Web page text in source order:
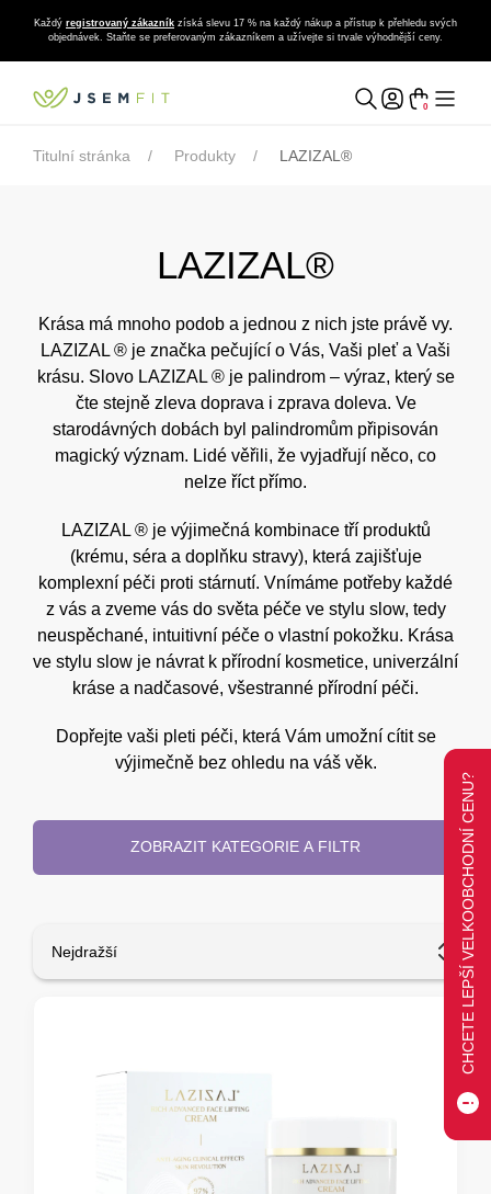
Každý registrovaný zákazník získá slevu 17 % na každý nákup a přístup k přehledu svých
objednávek. Staňte se preferovaným zákazníkem a užívejte si trvale výhodnější ceny.
0
Titulní stránka Produkty LAZIZAL®
LAZIZAL®
Krása má mnoho podob a jednou z nich jste právě vy.
LAZIZAL ® je značka pečující o Vás, Vaši pleť a Vaši
krásu. Slovo LAZIZAL ® je palindrom – výraz, který se
čte stejně zleva doprava i zprava doleva. Ve
starodávných dobách byl palindromům připisován
magický význam. Lidé věřili, že vyjadřují něco, co
nelze říct přímo.
LAZIZAL ® je výjimečná kombinace tří produktů
(krému, séra a doplňku stravy), která zajišťuje
komplexní péči proti stárnutí. Vnímáme potřeby každé
z vás a zveme vás do světa péče ve stylu slow, tedy
neuspěchané, intuitivní péče o vlastní pokožku. Krása
ve stylu slow je návrat k přírodní kosmetice, univerzální
kráse a nadčasové, všestranné přírodní péči.
Dopřejte vaši pleti péči, která Vám umožní cítit se
výjimečně bez ohledu na váš věk.
ZOBRAZIT KATEGORIE A FILTR
Nejdražší CHCETE LEPŠÍ VELKOOBCHODNÍ CENU?